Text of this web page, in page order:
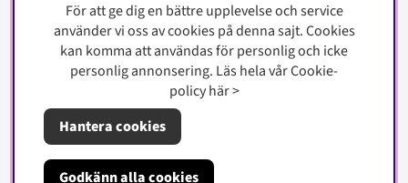
Köpinfo
Integritetspolicy
Cookiepolicy
Om oss
För att ge dig en bättre upplevelse och service
använder vi oss av cookies på denna sajt.Cookies
kan komma att användas för personlig och icke
personlig annonsering. Läs hela vår Cookie-
policyhär>
Hantera cookies
Godkänn alla cookies